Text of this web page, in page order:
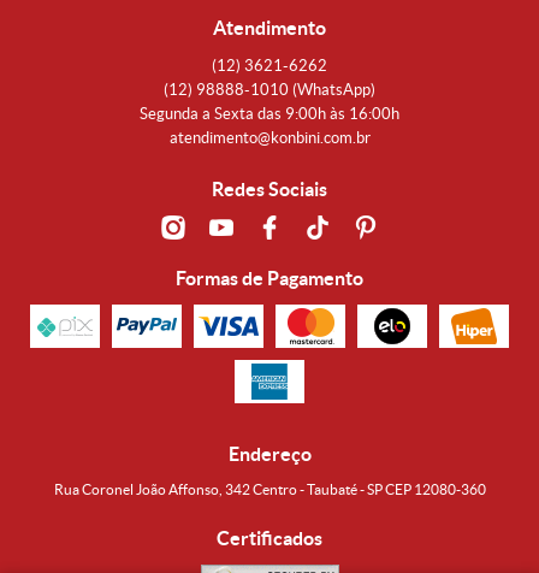
Atendimento
(12) 3621-6262
(12) 98888-1010 (WhatsApp)
Segunda a Sexta das 9:00h às 16:00h
atendimento@konbini.com.br
Redes Sociais
Formas de Pagamento
Endereço
Rua Coronel João Affonso, 342 Centro - Taubaté - SP CEP 12080-360
Certificados